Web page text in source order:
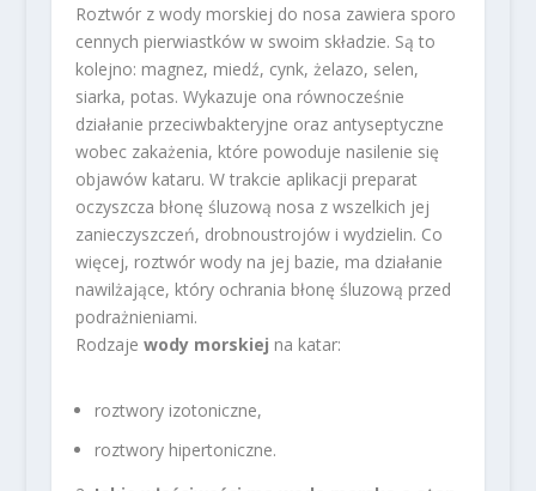
Roztwór z wody morskiej do nosa zawiera sporo
cennych pierwiastków w swoim składzie. Są to
kolejno: magnez, miedź, cynk, żelazo, selen,
siarka, potas. Wykazuje ona równocześnie
działanie przeciwbakteryjne oraz antyseptyczne
wobec zakażenia, które powoduje nasilenie się
objawów kataru. W trakcie aplikacji preparat
oczyszcza błonę śluzową nosa z wszelkich jej
zanieczyszczeń, drobnoustrojów i wydzielin. Co
więcej, roztwór wody na jej bazie, ma działanie
nawilżające, który ochrania błonę śluzową przed
podrażnieniami.
Rodzaje wody morskiej na katar:
roztwory izotoniczne,
roztwory hipertoniczne.